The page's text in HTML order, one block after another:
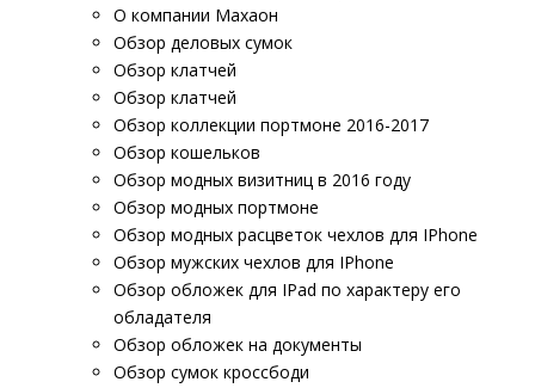
О компании Махаон
Обзор деловых сумок
Обзор клатчей
Обзор клатчей
Обзор коллекции портмоне 2016-2017
Обзор кошельков
Обзор модных визитниц в 2016 году
Обзор модных портмоне
Обзор модных расцветок чехлов для IPhone
Обзор мужских чехлов для IPhone
Обзор обложек для IPad по характеру его
обладателя
Обзор обложек на документы
Обзор сумок кроссбоди